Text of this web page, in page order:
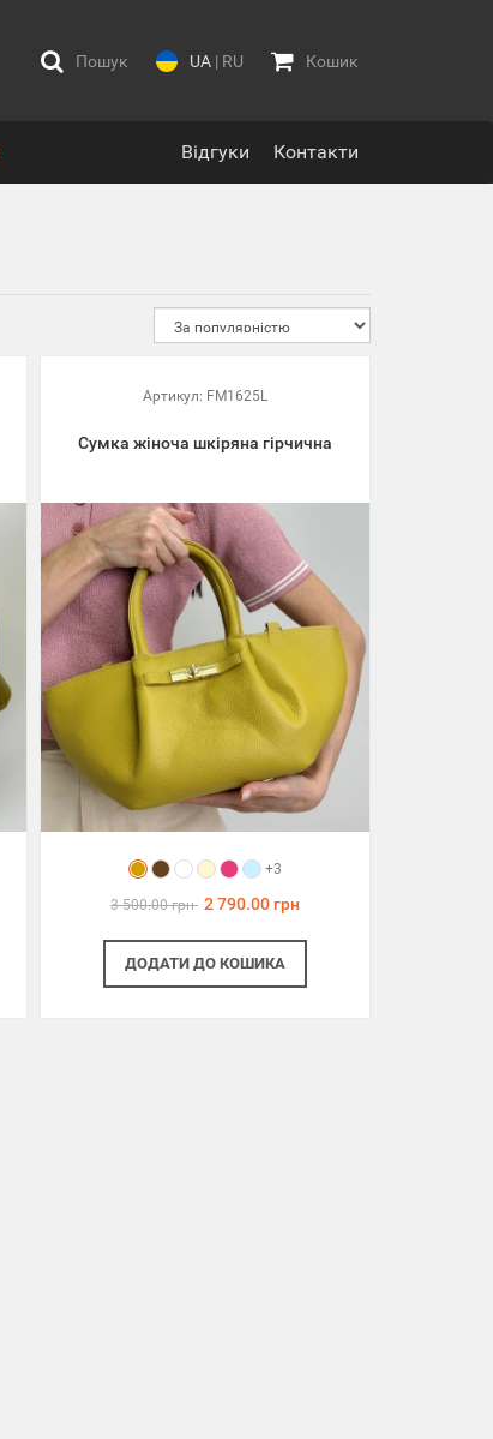
Пошук UA | RU Кошик
Відгуки Контакти
Артикул: FM1625L
Сумка жіноча шкіряна гірчична
+3
3 500.00 грн 2 790.00 грн
ДОДАТИ ДО КОШИКА